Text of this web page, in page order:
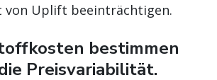
von Uplift beeinträchtigen.
bestimmen
Preisvariabilität.